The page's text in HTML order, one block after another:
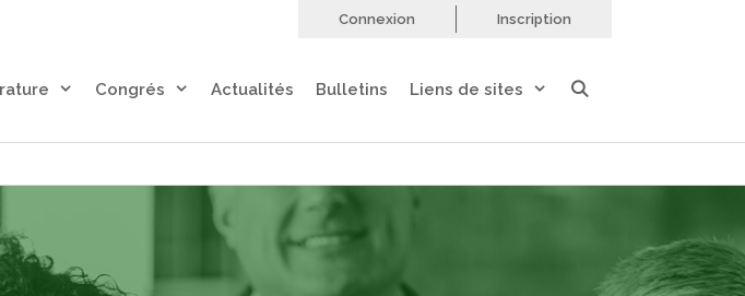
Connexion Inscription
Congrés Actualités Bulletins Liens de sites